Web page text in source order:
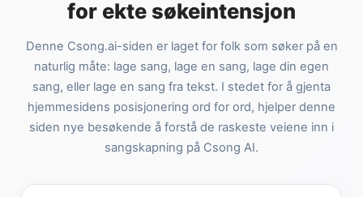
for ekte søkeintensjon
Denne Csong.ai-siden er laget for folk som søker på en
naturlig måte: lage sang, lage en sang, lage din egen
sang, eller lage en sang fra tekst. I stedet for å gjenta
hjemmesidens posisjonering ord for ord, hjelper denne
siden nye besøkende å forstå de raskeste veiene inn i
sangskapning på Csong AI.